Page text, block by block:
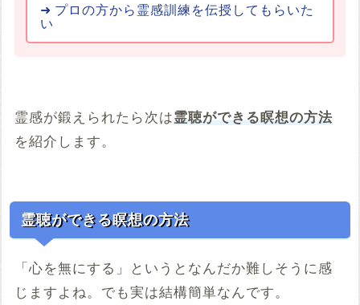
プロの方から霊感訓練を伝授してもらいた
い
霊感が鍛えられたら次は霊聴ができる瞑想の方法
を紹介します。
霊聴ができる瞑想の方法
「心を無にする」というとなんだか難しそうに感
じますよね。でも実は結構簡単なんです。